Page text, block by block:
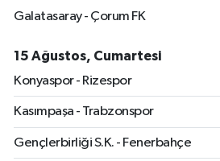
Galatasaray - Çorum FK
15 Ağustos, Cumartesi
Konyaspor - Rizespor
Kasımpaşa - Trabzonspor
Gençlerbirliği S.K. - Fenerbahçe